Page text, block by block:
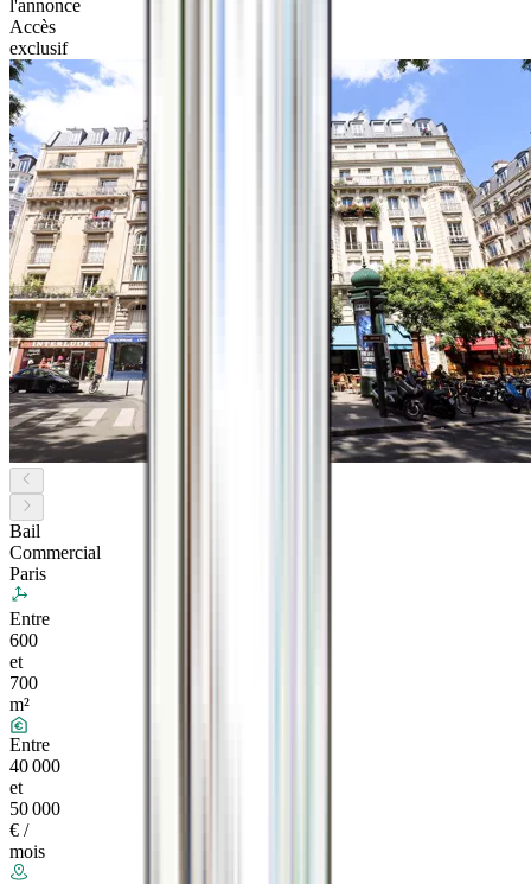
l'annonce
Accès
exclusif
Bail
Commercial
Paris
Entre
600
et
700
m²
Entre
40 000
et
50 000
€ /
mois